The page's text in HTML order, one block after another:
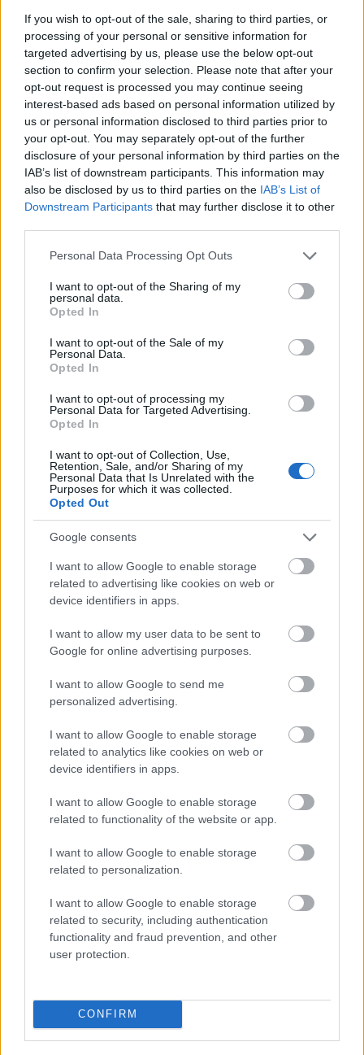
If you wish to opt-out of the sale, sharing to third parties, or
processing of your personal or sensitive information for
targeted advertising by us, please use the below opt-out
section to confirm your selection. Please note that after your
opt-out request is processed you may continue seeing
interest-based ads based on personal information utilized by
us or personal information disclosed to third parties prior to
your opt-out. You may separately opt-out of the further
disclosure of your personal information by third parties on the
IAB’s list of downstream participants. This information may
also be disclosed by us to third parties on the IAB’s List of
Downstream Participants that may further disclose it to other
Please note that this website/app uses one or more Google
not limited to your visit or usage behaviour. You may click to
grant or deny consent to Google and its third-party tags to
use your data for below specified purposes in below Google
consent section.
Personal Data Processing Opt Outs
I want to opt-out of the Sharing of my
personal data.
Opted In
I want to opt-out of the Sale of my
Personal Data.
Opted In
I want to opt-out of processing my
Personal Data for Targeted Advertising.
Opted In
I want to opt-out of Collection, Use,
Retention, Sale, and/or Sharing of my
Personal Data that Is Unrelated with the
Purposes for which it was collected.
Opted Out
Google consents
I want to allow Google to enable storage
related to advertising like cookies on web or
device identifiers in apps.
I want to allow my user data to be sent to
Google for online advertising purposes.
I want to allow Google to send me
personalized advertising.
I want to allow Google to enable storage
related to analytics like cookies on web or
device identifiers in apps.
I want to allow Google to enable storage
related to functionality of the website or app.
I want to allow Google to enable storage
related to personalization.
I want to allow Google to enable storage
related to security, including authentication
functionality and fraud prevention, and other
user protection.
CONFIRM
Mahalo: a Google ellenében, a
dotkomlufi felé
hírbehozó 2007. június 14.
kereső persze már él egy ideje, de a "hivatalos"
indulás csak most volt, úgyhogy néhány szóban
azért térjünk ki rá. Mindenekelőtt érdemes gyorsan
végigvenni, hogy Calacanis…
Celeb2.0: Kevin Rose
hírbehozó•2007. január 21.
Nem ígérem, hogy sorozat lesz belőle, mindenesetre
most foglalkozzunk néhány bekezdés erejéig korunk
egyik hősével, aki nem mellesleg az internetező nők
döntő többsége szerint az egyik legjobb pasi
Kaliforniában. (Nem reprezentatív mintavétel.) Kevin
Rose úgy kezdte, mint sokan…
Pénzre váltható közösségi élet?
Jason Calacanis sem lehet teljesen meggyőződve
megszorongatni a Digget. Legutóbb például azt
ajánlotta fel, hogy a rivális szolgáltatásoknál
tevékenykedő legjobb 20 felhasználónak hajlandó
havonta 1000 dollárt fizetni. Alig élesítette…
Híresség-o-meter